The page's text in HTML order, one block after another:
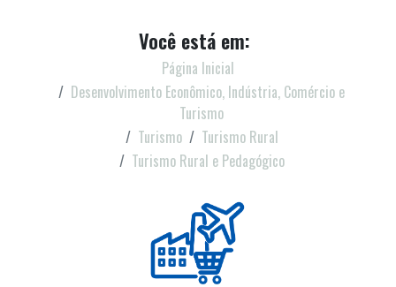
Você está em:
Página Inicial
Desenvolvimento Econômico, Indústria, Comércio e
Turismo
Turismo
Turismo Rural
Turismo Rural e Pedagógico